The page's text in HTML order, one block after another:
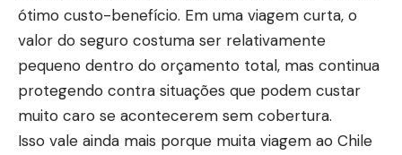
ótimo custo-benefício. Em uma viagem curta, o
valor do seguro costuma ser relativamente
pequeno dentro do orçamento total, mas continua
protegendo contra situações que podem custar
muito caro se acontecerem sem cobertura.
Isso vale ainda mais porque muita viagem ao Chile